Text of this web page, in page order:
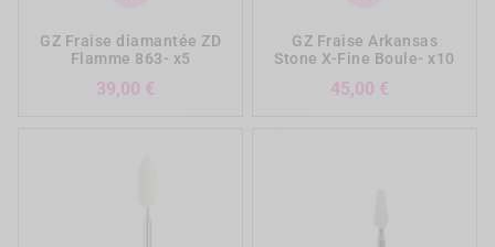
GZ Fraise diamantée ZD
Flamme 863- x5
39,00 €
GZ Fraise Arkansas
Stone X-Fine Boule- x10
45,00 €